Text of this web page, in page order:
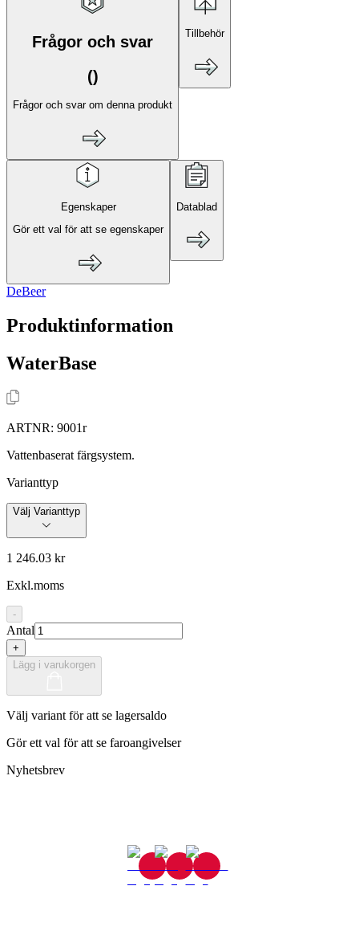
Frågor och svar
()
Frågor och svar om denna produkt
Tillbehör
Egenskaper
Gör ett val för att se egenskaper
Datablad
DeBeer
Produktinformation
WaterBase
ARTNR: 9001r
Vattenbaserat färgsystem.
Varianttyp
Välj Varianttyp
1 246.03 kr
Exkl.moms
-
Antal
+
Lägg i varukorgen
Välj variant för att se lagersaldo
Gör ett val för att se faroangivelser
Nyhetsbrev